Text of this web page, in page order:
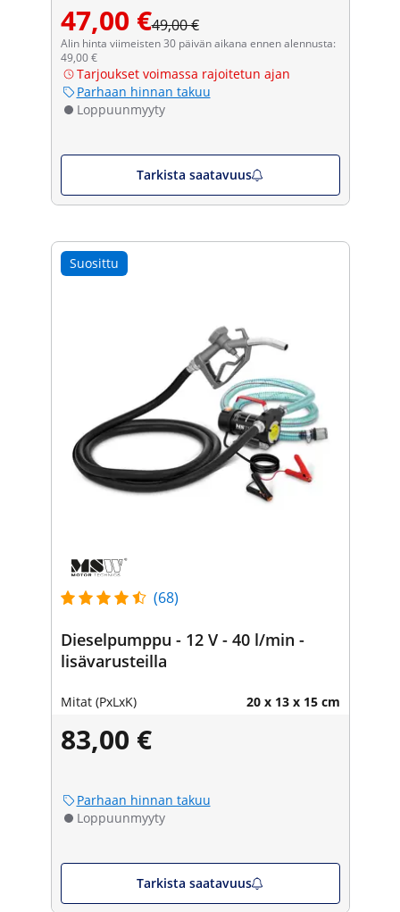
47,00 €49,00 €
Alin hinta viimeisten 30 päivän aikana ennen alennusta:
49,00 €
Tarjoukset voimassa rajoitetun ajan
Parhaan hinnan takuu
Loppuunmyyty
Tarkista saatavuus
Suosittu
(68)
Dieselpumppu - 12 V - 40 l/min -
lisävarusteilla
Mitat (PxLxK) 20 x 13 x 15 cm
83,00 €
Parhaan hinnan takuu
Loppuunmyyty
Tarkista saatavuus